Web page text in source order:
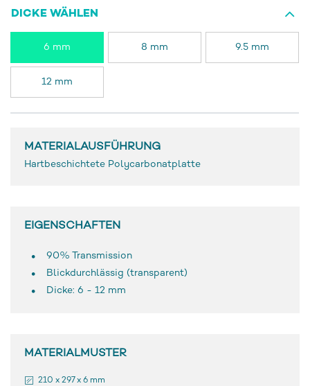
DICKE WÄHLEN
6 mm 8 mm 9.5 mm
12 mm
MATERIALAUSFÜHRUNG
Hartbeschichtete Polycarbonatplatte
EIGENSCHAFTEN
90% Transmission
Blickdurchlässig (transparent)
Dicke: 6 - 12 mm
MATERIALMUSTER
210 x 297 x 6 mm